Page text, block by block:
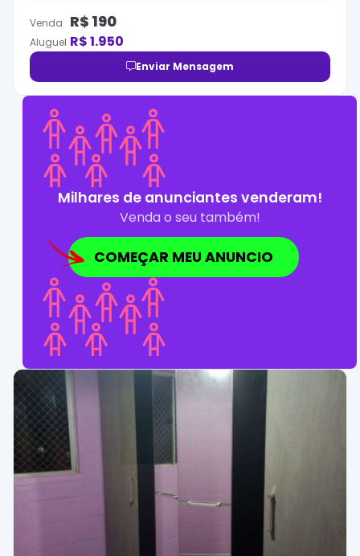
Venda R$ 190
Aluguel R$1.950
Enviar Mensagem
Milhares de anunciantes venderam!
Venda o seu também!
COMEÇAR MEU ANUNCIO